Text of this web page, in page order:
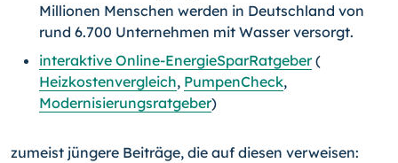
Millionen Menschen werden in Deutschland von
rund 6.700 Unternehmen mit Wasser versorgt.
interaktive Online-EnergieSparRatgeber(
Heizkostenvergleich, PumpenCheck,
Modernisierungsratgeber)
zumeist jüngere Beiträge, die auf diesen verweisen: